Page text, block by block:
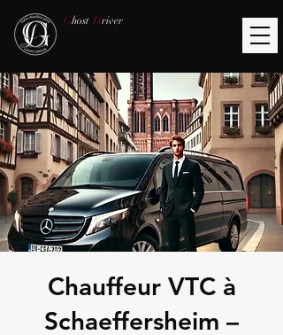
Ghost Driver
Chauffeur VTC à
Schaeffersheim –